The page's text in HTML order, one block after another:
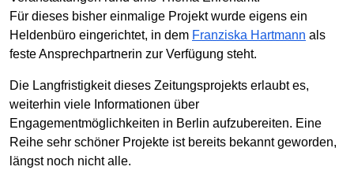
Für dieses bisher einmalige Projekt wurde eigens ein
Heldenbüro eingerichtet, in dem Franziska Hartmann als
feste Ansprechpartnerin zur Verfügung steht.
Die Langfristigkeit dieses Zeitungsprojekts erlaubt es,
weiterhin viele Informationen über
Engagementmöglichkeiten in Berlin aufzubereiten. Eine
Reihe sehr schöner Projekte ist bereits bekannt geworden,
längst noch nicht alle.